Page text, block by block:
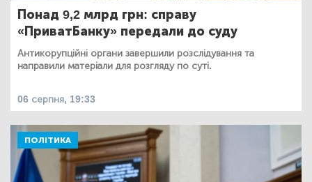
Понад 9,2 млрд грн: справу
«ПриватБанку» передали до суду
Антикорупційні органи завершили розслідування та
направили матеріали для розгляду по суті.
06 серпня, 19:33
ПОЛІТИКА